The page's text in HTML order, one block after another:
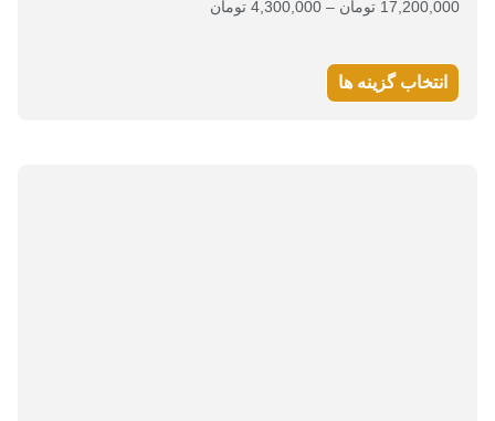
17,200,000 تومان –
4,300,000 تومان
انتخاب گزینه ها